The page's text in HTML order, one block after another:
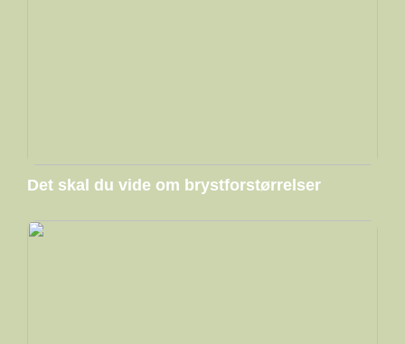
Det skal du vide om brystforstørrelser